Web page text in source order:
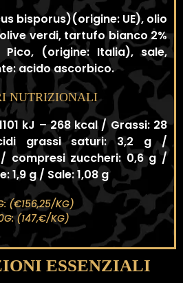
bisporus)(origine: UE), olio
verdi, tartufo bianco 2%
Pico, (origine: Italia), sale,
acido ascorbico.
NUTRIZIONALI
kJ – 268 kcal / Grassi: 28
grassi saturi: 3,2 g /
compresi zuccheri: 0,6 g /
1,9 g / Sale: 1,08 g
(€156,25/KG)
(147,€/KG)
ESSENZIALI